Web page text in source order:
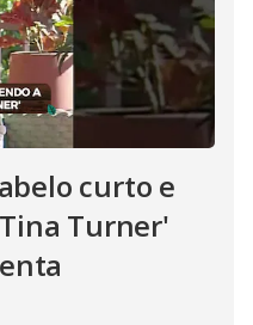
curto e
Turner'